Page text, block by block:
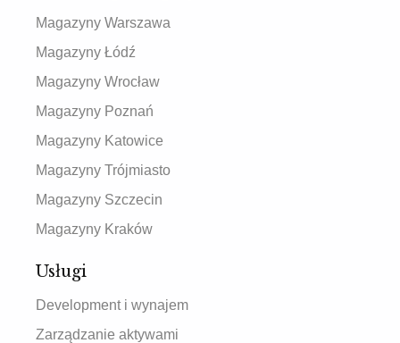
Magazyny Warszawa
Magazyny Łódź
Magazyny Wrocław
Magazyny Poznań
Magazyny Katowice
Magazyny Trójmiasto
Magazyny Szczecin
Magazyny Kraków
Usługi
Development i wynajem
Zarządzanie aktywami